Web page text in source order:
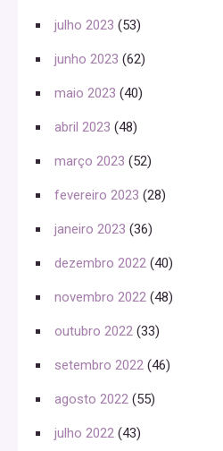
julho 2023 (53)
junho 2023 (62)
maio 2023 (40)
abril 2023 (48)
março 2023 (52)
fevereiro 2023 (28)
janeiro 2023 (36)
dezembro 2022 (40)
novembro 2022 (48)
outubro 2022 (33)
setembro 2022 (46)
agosto 2022 (55)
julho 2022 (43)